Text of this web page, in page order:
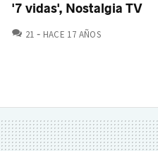
'7 vidas', Nostalgia TV
21 COMENTARIOS
HACE 17 AÑOS